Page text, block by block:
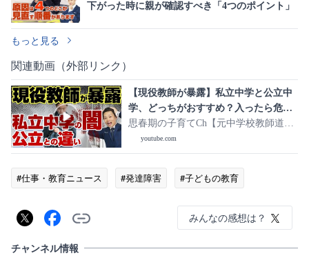
下がった時に親が確認すべき「4つのポイント」
もっと見る
関連動画（外部リンク）
【現役教師が暴露】私立中学と公立中
学、どっちがおすすめ？入ったら危険
な子どもがいるので注意
思春期の子育てCh【元中学校教師道山
ケイ】
youtube.com
#仕事・教育ニュース #発達障害 #子どもの教育
みんなの感想は？
チャンネル情報